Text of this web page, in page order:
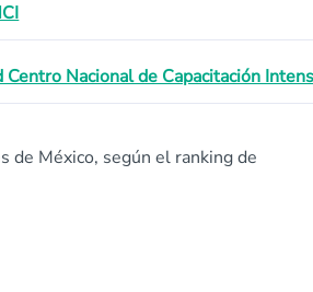
Nacional de Capacitación
de México, según el ranking de